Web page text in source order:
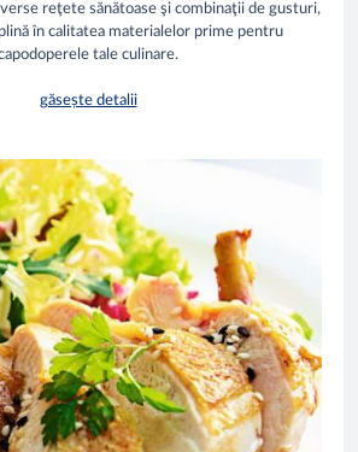
reţete sănătoase şi combinaţii de gusturi,
în calitatea materialelor prime pentru
tale culinare.
găsește detalii